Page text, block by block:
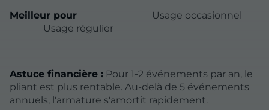
Meilleur pour
Usage occasionnel
Usage régulier
Astuce financière : Pour 1-2 événements par an, le
pliant est plus rentable. Au-delà de 5 événements
annuels, l'armature s'amortit rapidement.